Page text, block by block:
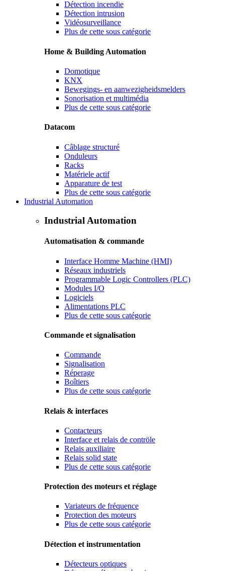
Détection incendie
Détection intrusion
Vidéosurveillance
Plus de cette sous catégorie
Home & Building Automation
Domotique
KNX
Bewegings- en aanwezigheidsmelders
Sonorisation et multimédia
Plus de cette sous catégorie
Datacom
Câblage structuré
Onduleurs
Racks
Matériele actif
Apparature de test
Plus de cette sous catégorie
Industrial Automation
Industrial Automation
Automatisation & commande
Interface Homme Machine (HMI)
Réseaux industriels
Programmable Logic Controllers (PLC)
Modules I/O
Logiciels
Alimentations PLC
Plus de cette sous catégorie
Commande et signalisation
Commande
Signalisation
Réperage
Boîtiers
Plus de cette sous catégorie
Relais & interfaces
Contacteurs
Interface et relais de contröle
Relais auxiliaire
Relais solid state
Plus de cette sous catégorie
Protection des moteurs et réglage
Variateurs de fréquence
Protection des moteurs
Plus de cette sous catégorie
Détection et instrumentation
Détecteurs optiques